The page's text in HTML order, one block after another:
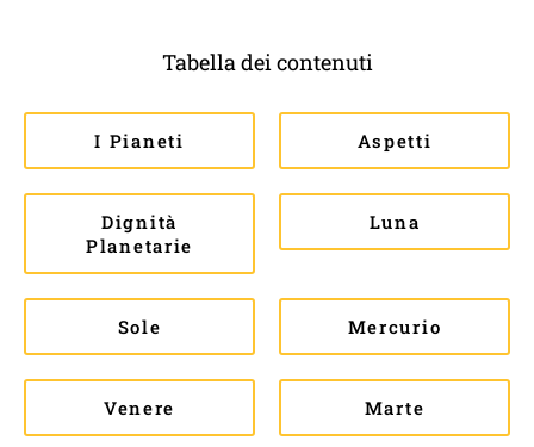
Tabella dei contenuti
I Pianeti Aspetti
Dignità
Planetarie
Luna
Sole Mercurio
Venere Marte